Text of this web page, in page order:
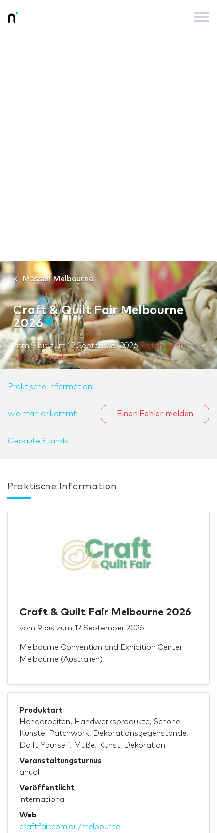
Messen Melbourne
Craft & Quilt Fair Melbourne
2026
vom9 bis zum12 September 2026 Es fehlen nur
noch 30 Tage!
Praktische Information
wie man ankommt
Gebaute Stands
Einen Fehler melden
Praktische Information
Craft & Quilt Fair Melbourne 2026
vom 9 bis zum 12 September 2026
Melbourne Convention and Exhibition Center
Melbourne (Australien)
Produktart
Handarbeiten, Handwerksprodukte, Schöne
Künste, Patchwork, Dekorationsgegenstände,
Do It Yourself, Muße, Kunst, Dekoration
Veranstaltungsturnus
anual
Veröffentlicht
internacional
Web
craftfair.com.au/melbourne